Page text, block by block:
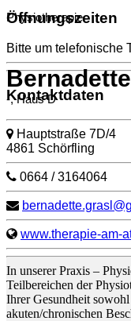
Physiotherapie
-, HausD
Öffnungszeiten
Bitte um telefonische
Kontaktdaten
Hauptstraße 7D/4
4861 Schörfling
0664 / 3164064
www.therapie-am-
In unserer Praxis –
Teilbereichen der
Ihrer Gesundheit
akuten/chronischen